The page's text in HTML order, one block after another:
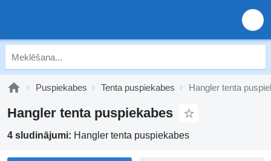
Puspiekabes Tenta puspiekabes Hangler tenta
Hangler tenta puspiekabes
4 sludinājumi: Hangler tenta puspiekabes